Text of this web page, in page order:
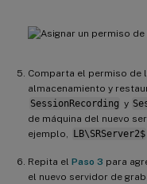
Comparta el permiso
almacenamiento y
SessionRecording y
de máquina del nuevo
ejemplo,
LB\SRServer2$
Repita el Paso 3 para
el nuevo servidor de